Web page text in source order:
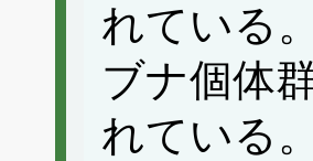
れている
ブナ個体
れている